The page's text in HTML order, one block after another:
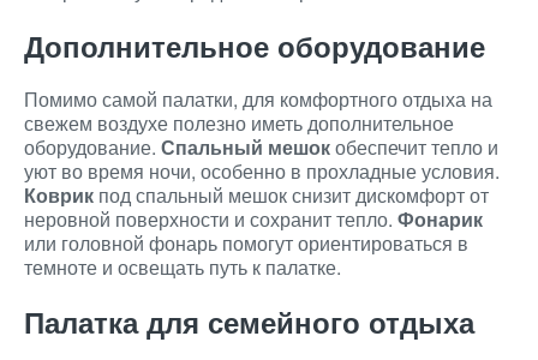
Дополнительное оборудование
Помимо самой палатки, для комфортного отдыха на
свежем воздухе полезно иметь дополнительное
оборудование. Спальный мешокобеспечит тепло и
уют во время ночи, особенно в прохладные условия.
Коврик под спальный мешок снизит дискомфорт от
неровной поверхности и сохранит тепло. Фонарик
или головной фонарь помогут ориентироваться в
темноте и освещать путь к палатке.
Палатка для семейного отдыха